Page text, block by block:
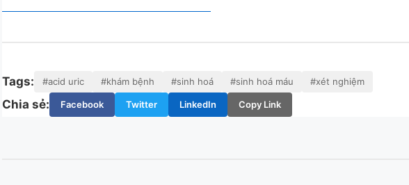
Tags: #acid uric #khám bệnh #sinh hoá #sinh hoá máu #xét nghiệm
Chia sẻ: Facebook Twitter LinkedIn Copy Link